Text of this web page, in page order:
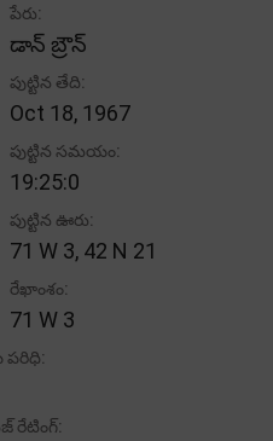
పేరు:
డాన్ బ్రౌన్
పుట్టిన తేది:
Oct 18, 1967
పుట్టిన సమయం:
19:25:0
పుట్టిన ఊరు:
71 W 3, 42 N 21
రేఖాంశం:
71 W 3
రేటింగ్: